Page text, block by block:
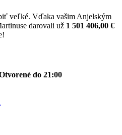
veľké. Vďaka vašim Anjelským
darovali už 1 501 406,00 €
do 21:00